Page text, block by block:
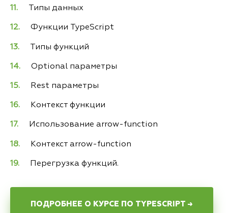
Типы данных
Функции TypeScript
Типы функций
Optional параметры
Rest параметры
Контекст функции
Использование arrow-function
Контекст arrow-function
Перегрузка функций.
ПОДРОБНЕЕ О КУРСЕ ПО TYPESCRIPT →